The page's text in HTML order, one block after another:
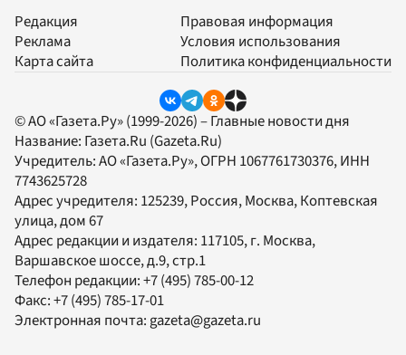
Редакция
Реклама
Карта сайта
Правовая информация
Условия использования
Политика конфиденциальности
© АО «Газета.Ру» (1999-2026) – Главные новости дня
Название: Газета.Ru (Gazeta.Ru)
Учредитель:АО «Газета.Ру», ОГРН 1067761730376, ИНН
7743625728
Адрес учредителя: 125239, Россия, Москва, Коптевская
улица, дом 67
Адрес редакции и издателя: 117105, г. Москва,
Варшавское шоссе, д.9, стр.1
Телефон редакции:+7 (495) 785-00-12
Факс:+7 (495) 785-17-01
Электронная почта:gazeta@gazeta.ru